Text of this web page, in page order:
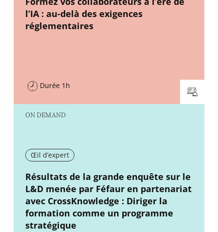
l’IA : au-delà des exigences
réglementaires
Durée 1h
ON DEMAND
Œil d’expert
New window
Résultats de la grande enquête sur le
L&D menée par Féfaur en partenariat
avec CrossKnowledge : Diriger la
formation comme un programme
stratégique